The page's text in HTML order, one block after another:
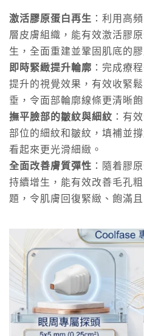
激活膠原蛋白再生 ：利用高
層皮膚組織，能有效激活膠
生，全面重建並鞏固肌底的
即時緊緻提升輪廓 ：完成療
提升的視覺效果，有效收緊
垂，令面部輪廓線條更清晰飽
撫平臉部的皺紋與細紋 ：有
部位的細紋和皺紋，填補並
看起來更光滑細緻。
全面改善膚質彈性 ：隨着膠
持續增生，能有效改善毛孔
題，令肌膚回復緊緻、飽滿且